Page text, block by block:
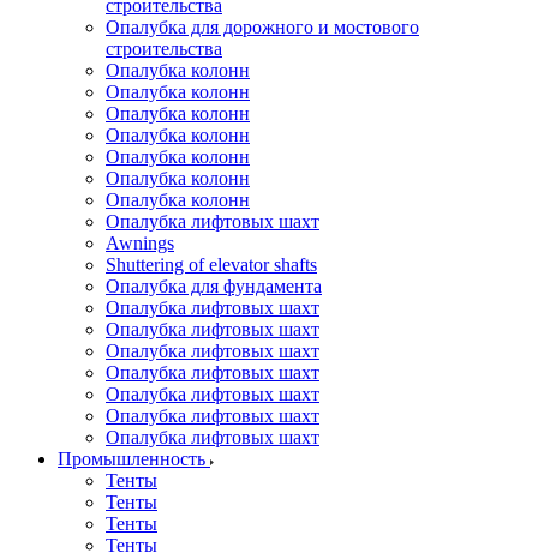
строительства
Опалубка для дорожного и мостового
строительства
Опалубка колонн
Опалубка колонн
Опалубка колонн
Опалубка колонн
Опалубка колонн
Опалубка колонн
Опалубка колонн
Опалубка лифтовых шахт
Awnings
Shuttering of elevator shafts
Опалубка для фундамента
Опалубка лифтовых шахт
Опалубка лифтовых шахт
Опалубка лифтовых шахт
Опалубка лифтовых шахт
Опалубка лифтовых шахт
Опалубка лифтовых шахт
Опалубка лифтовых шахт
Промышленность
Тенты
Тенты
Тенты
Тенты